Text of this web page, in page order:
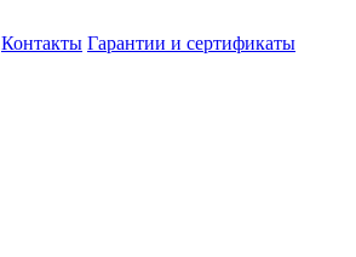
Контакты Гарантии и сертификаты